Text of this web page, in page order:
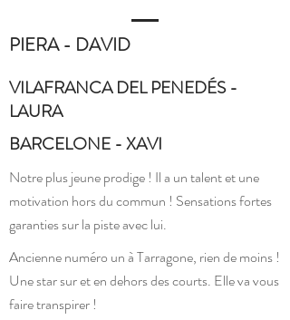
PIERA - DAVID
VILAFRANCA DEL PENEDÉS -
LAURA
BARCELONE - XAVI
Notre plus jeune prodige ! Il a un talent et une
motivation hors du commun ! Sensations fortes
garanties sur la piste avec lui.
Ancienne numéro un à Tarragone, rien de moins !
Une star sur et en dehors des courts. Elle va vous
faire transpirer !